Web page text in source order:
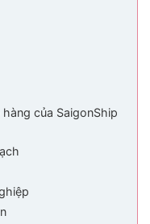
của SaigonShip